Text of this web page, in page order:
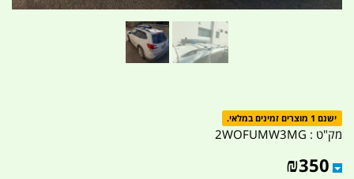
ישנם 1 מוצרים זמינים במלאי.
מק"ט : 2WOFUMW3MG
₪350